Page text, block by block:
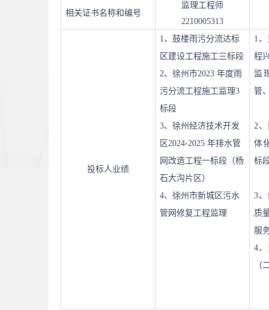
相关证书名称和编号
监理工程师
2210005313
投标人业绩
1、 鼓楼雨污分流达标
区建设工程施工三标段
2、 徐州市2023 年度雨
污分流工程施工监理3
标段
3、 徐州经济技术开发
区2024-2025 年排水管
网改造工程一标段（杨
石大沟片区）
4、 徐州市新城区污水
管网修复工程监理
1
程
监
管
2
体
标
3、
质
服
4、
（